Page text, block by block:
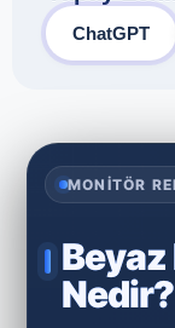
ChatGPT
MONITÖR